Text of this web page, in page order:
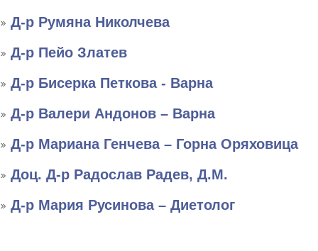
Д-р Румяна Николчева
Д-р Пейо Златев
Д-р Бисерка Петкова - Варна
Д-р Валери Андонов – Варна
Д-р Мариана Генчева – Горна Оряховица
Доц. Д-р Радослав Радев, Д.М.
Д-р Мария Русинова – Диетолог